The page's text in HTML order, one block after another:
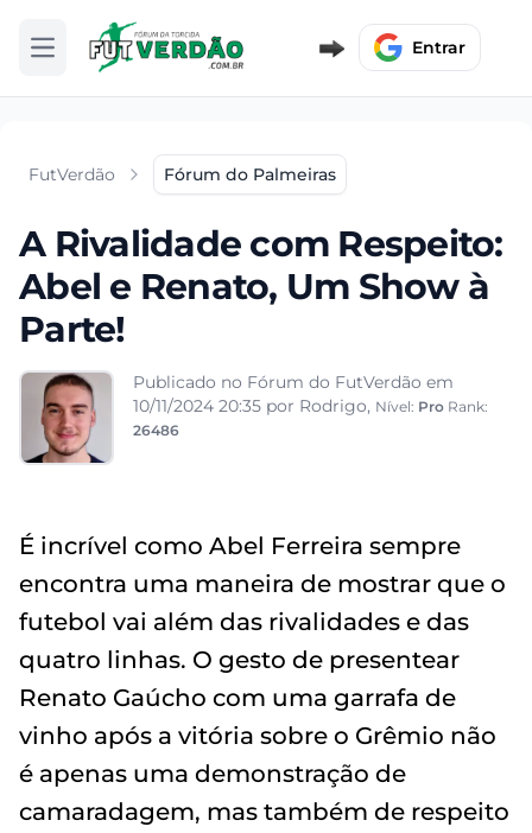
Abrir menu Entrar
FutVerdão Fórum do Palmeiras
A Rivalidade com Respeito:
Abel e Renato, Um Show à
Parte!
Publicado no Fórum do FutVerdão em
10/11/2024 20:35 por Rodrigo, Nível: Pro Rank:
26486
É incrível como Abel Ferreira sempre
encontra uma maneira de mostrar que o
futebol vai além das rivalidades e das
quatro linhas. O gesto de presentear
Renato Gaúcho com uma garrafa de
vinho após a vitória sobre o Grêmio não
é apenas uma demonstração de
camaradagem, mas também de respeito